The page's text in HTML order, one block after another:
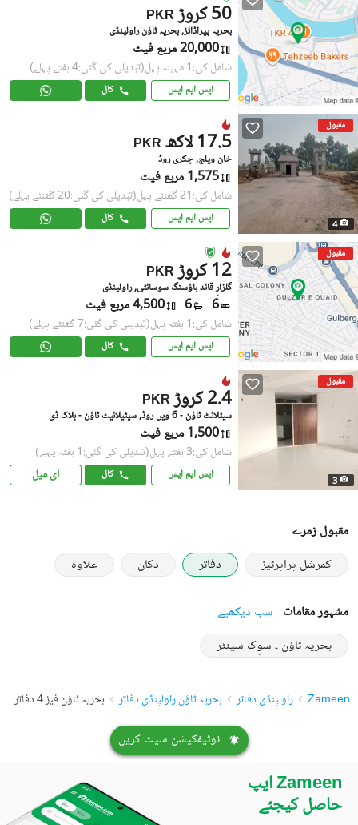
PKR 50 کروڑ
بحریہ پیراڈائز, بحریہ ٹاؤن راولپنڈی
20,000 مربع فیٹ
شامل کی:1 مہینہ پہل (تبدیلی کی گئی:4 ہفتے پہلے)
ایس ایم ایس کال
مقبول
4
PKR 17.5 لاکھ
خان ویلج, چکری روڈ
1,575 مربع فیٹ
شامل کی:21 گھنٹے پہل (تبدیلی کی گئی:20 گھنٹے پہلے)
ایس ایم ایس کال
مقبول
PKR 12 کروڑ
گلزارِ قائد ہاؤسنگ سوسائٹی, راولپنڈی
6
6 4,500 مربع فیٹ
شامل کی:1 ہفتہ پہل (تبدیلی کی گئی:7 گھنٹے پہلے)
ایس ایم ایس کال
مقبول
3
PKR 2.4 کروڑ
سیٹلائٹ ٹاؤن - 6 ویں روڈ, سیٹیلائیٹ ٹاؤن - بلاک ڈی
1,500 مربع فیٹ
شامل کی:3 ہفتے پہل (تبدیلی کی گئی:1 ہفتہ پہلے)
ایس ایم ایس کال ای میل
مقبول زمرے
کمرشل پراپرٹیز
دفاتر دکان علاوہ
مشہور مقامات سب دیکھیے
بحریہ ٹاؤن ۔ سوِک سینٹر
Zameen راولپنڈی دفاتر بحریہ ٹاؤن راولپنڈی دفاتر بحریہ ٹاؤن فیز 4 دفاتر
نوٹیفکیشن سیٹ کریں
Zameen ایپ
حاصل کیجئے